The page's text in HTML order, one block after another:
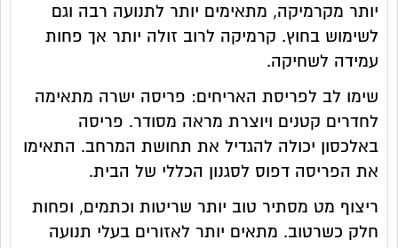
יותר מקרמיקה, מתאימים יותר לתנועה רבה וגם
לשימוש בחוץ. קרמיקה לרוב זולה יותר אך פחות
עמידה לשחיקה.
שימו לב לפריסת האריחים: פריסה ישרה מתאימה
לחדרים קטנים ויוצרת מראה מסודר. פריסה
באלכסון יכולה להגדיל את תחושת המרחב. התאימו
את הפריסה דפוס לסגנון הכללי של הבית.
ריצוף מט מסתיר טוב יותר שריטות וכתמים, ופחות
חלק כשרטוב. מתאים יותר לאזורים בעלי תנועה